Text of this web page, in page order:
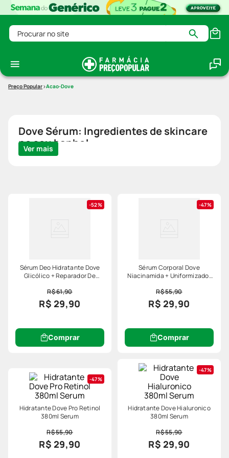
Procurar no site
Acao-Dove
Dove Sérum: Ingredientes de skincare
no seu banho!
Ver mais
52%
Sérum Deo Hidratante Dove
Glicólico + Reparador De
R$ 61,90
R$ 29,90
Comprar
47%
Sérum Corporal Dove
Niacinamida + Uniformizador
R$ 55,90
R$ 29,90
Comprar
47%
Hidratante Dove Pro Retinol
380ml Serum
R$ 55,90
R$ 29,90
47%
Hidratante Dove Hialuronico
380ml Serum
R$ 55,90
R$ 29,90